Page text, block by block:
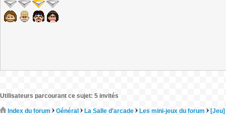
Utilisateurs parcourant ce sujet: 5 invités
Index du forum Général La Salle d'arcade Les mini-jeux du forum